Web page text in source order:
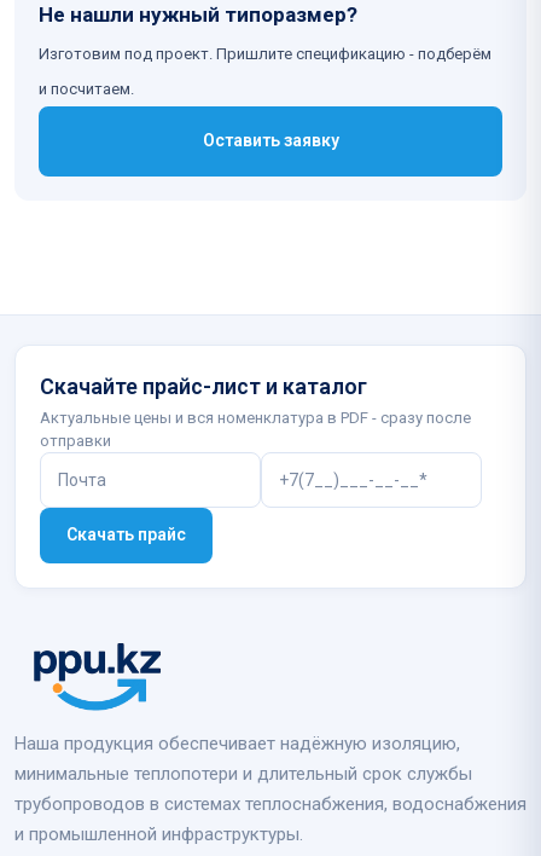
Не нашли нужный типоразмер?
Изготовим под проект. Пришлите спецификацию - подберём
и посчитаем.
Оставить заявку
Скачайте прайс-лист и каталог
Актуальные цены и вся номенклатура в PDF - сразу после
отправки
Скачать прайс
Наша продукция обеспечивает надёжную изоляцию,
минимальные теплопотери и длительный срок службы
трубопроводов в системах теплоснабжения, водоснабжения
и промышленной инфраструктуры.